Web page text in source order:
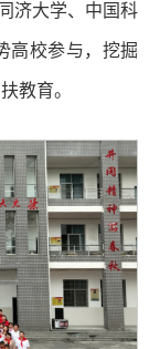
济大学、中国科
高校参与，挖掘
教育。